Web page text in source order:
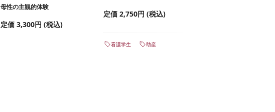
母性の主観的体験
定価 3,300円 (税込)
定価 2,750円 (税込)
看護学生 助産